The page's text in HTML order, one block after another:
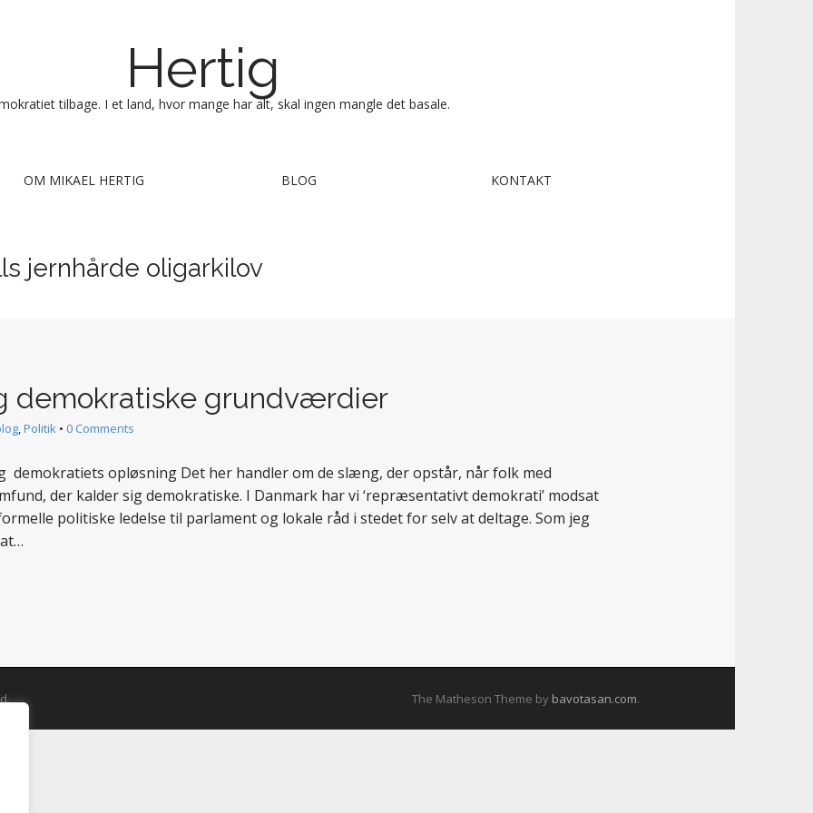
Hertig
tilbage. I et land, hvor mange har alt, skal ingen mangle det basale.
OM MIKAEL HERTIG BLOG KONTAKT
jernhårde oligarkilov
demokratiske grundværdier
,Politik • 0 Comments
demokratiets opløsning Det her handler om de slæng, der opstår, når folk med
der kalder sig demokratiske. I Danmark har vi ‘repræsentativt demokrati’ modsat
politiske ledelse til parlament og lokale råd i stedet for selv at deltage. Som jeg
The Matheson Theme by bavotasan.com.